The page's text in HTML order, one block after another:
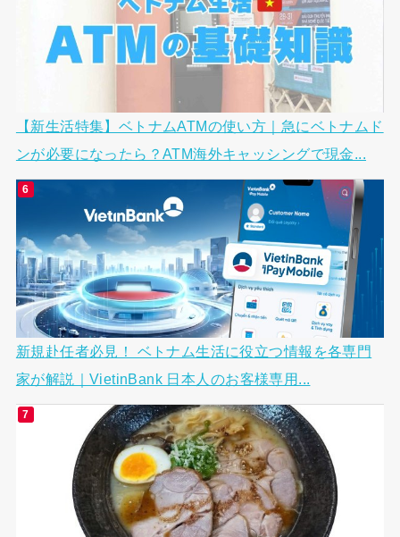
【新生活特集】ベトナムATMの使い方｜急にベトナムド
ンが必要になったら？ATM海外キャッシングで現金...
新規赴任者必見！ ベトナム生活に役立つ情報を各専門
家が解説｜VietinBank 日本人のお客様専用...